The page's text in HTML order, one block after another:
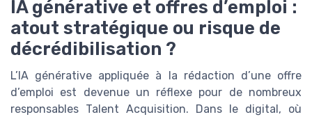
IA générative et offres d’emploi :
atout stratégique ou risque de
décrédibilisation ?
L’IA générative appliquée à la rédaction d’une offre
d’emploi est devenue un réflexe pour de nombreux
responsables Talent Acquisition. Dans le digital, où